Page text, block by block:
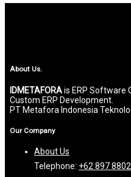
About Us.
IDMETAFORAis ERP Software
Custom ERP Development.
PT Metafora Indonesia
Our Company
About Us
Telephone: +62 897